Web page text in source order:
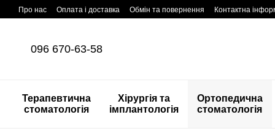
Перейти до основного контенту
Про нас Оплата і доставка Обмін та повернення Контактна
096 670-63-58
Терапевтична
стоматологія
Хірургія та
імплантологія
Ортопедична
стоматологія